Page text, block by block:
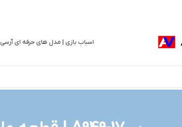
اسباب بازی | مدل های حرفه ای آرسی